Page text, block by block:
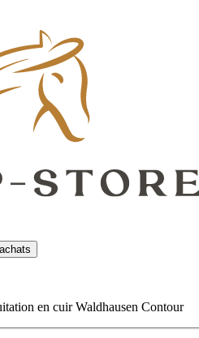
en cuir Waldhausen Contour